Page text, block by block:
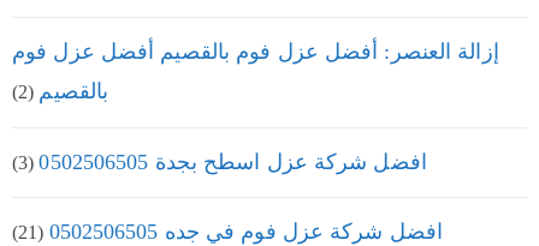
إزالة العنصر: أفضل عزل فوم بالقصيم أفضل عزل فوم
بالقصيم (2)
افضل شركة عزل اسطح بجدة 0502506505 (3)
افضل شركة عزل فوم في جده 0502506505 (21)